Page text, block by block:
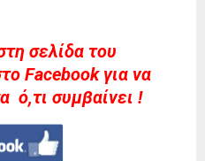
σελίδα του
Facebook για να
ό,τι συμβαίνει !